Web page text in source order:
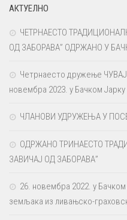
АКТУЕЛНО
ЧЕТРНАЕСТО
ОД ЗАБОРАВА” ОДРЖАНО У
Четрнаесто дружење
новембра 2023. у Бачком Јарку
ЧЛАНОВИ УДРУЖЕЊА У
ОДРЖАНО ТРИНАЕСТО
ЗАВИЧАЈ ОД ЗАБОРАВА”
26. новембра 2022. у
земљака из ливањско-